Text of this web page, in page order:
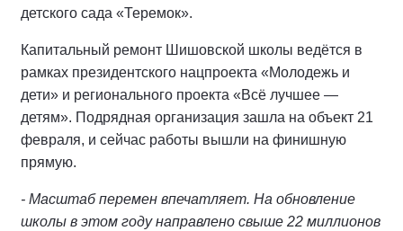
детского сада «Теремок».
Капитальный ремонт Шишовской школы ведётся в
рамках президентского нацпроекта «Молодежь и
дети» и регионального проекта «Всё лучшее —
детям». Подрядная организация зашла на объект 21
февраля, и сейчас работы вышли на финишную
прямую.
- Масштаб перемен впечатляет. На обновление
школы в этом году направлено свыше 22 миллионов